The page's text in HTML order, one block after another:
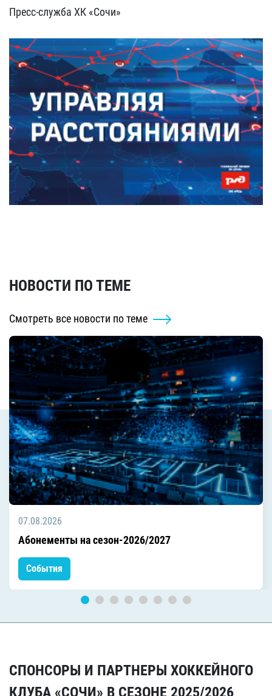
Пресс-служба ХК «Сочи»
НОВОСТИ ПО ТЕМЕ
Смотреть все новости по теме
07.08.2026
Абонементы на сезон-2026/2027
События
СПОНСОРЫ И ПАРТНЕРЫ ХОККЕЙНОГО
КЛУБА «СОЧИ» В СЕЗОНЕ 2025/2026